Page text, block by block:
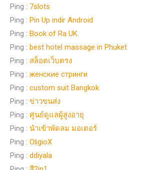
Ping : 7slots
Ping : Pin Up indir Android
Ping : Book of Ra UK
Ping : best hotel massage in Phuket
Ping : สล็อตเว็บตรง
Ping : женские стринги
Ping : custom suit Bangkok
Ping : ข่าวขนส่ง
Ping : ศูนย์ดูแลผู้สูงอายุ
Ping : นำเข้าพัดลม มอเตอร์
Ping : OligioX
Ping : ddiyala